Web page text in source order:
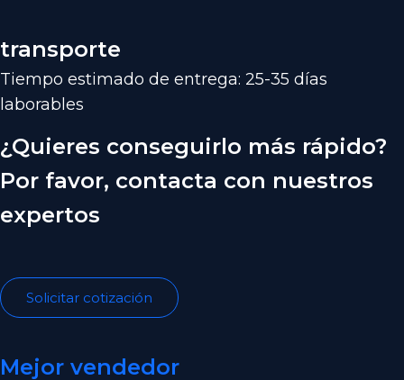
transporte
Tiempo estimado de entrega: 25-35 días
laborables
¿Quieres conseguirlo más rápido?
Por favor, contacta con nuestros
expertos
Solicitar cotización
Mejor vendedor